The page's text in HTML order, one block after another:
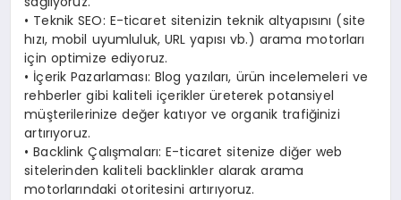
• Teknik SEO: E-ticaret sitenizin teknik altyapısını (site
hızı, mobil uyumluluk, URL yapısı vb.) arama motorları
için optimize ediyoruz.
• İçerik Pazarlaması: Blog yazıları, ürün incelemeleri ve
rehberler gibi kaliteli içerikler üreterek potansiyel
müşterilerinize değer katıyor ve organik trafiğinizi
artırıyoruz.
• Backlink Çalışmaları: E-ticaret sitenize diğer web
sitelerinden kaliteli backlinkler alarak arama
motorlarındaki otoritesini artırıyoruz.